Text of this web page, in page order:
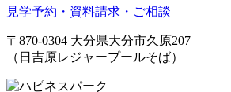
見学予約・資料請求・ご相談
〒870-0304 大分県大分市久原207
（日吉原レジャープールそば）